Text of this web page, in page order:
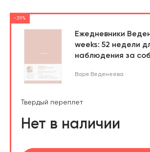
-39%
Ежедневники
weeks: 52 недели
наблюдения за
Варя Веденеева
Твердый переплет
Нет в наличии